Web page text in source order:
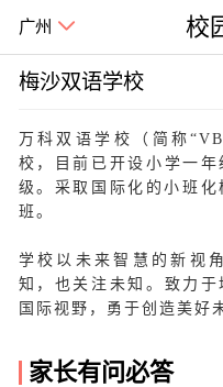
广州 校
梅沙双语学校
万科双语学校（简称
校，目前已开设小学一
级。采取国际化的小班
班。
学校以未来智慧的新视
知，也关注未知。致力
国际视野，勇于创造美好
家长有问必答